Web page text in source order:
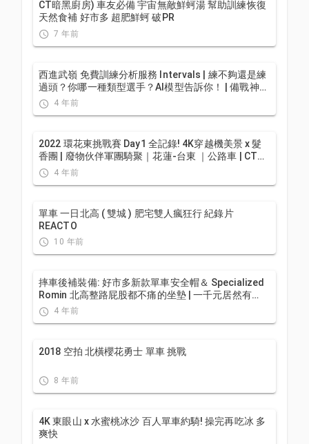
CT暗黑廚房) 車友必備 宇宙無敵鮮蚵湯 幫助訓練恢復
天然食補 好市多 超肥鮮蚵 破PR
7 年前
西進武嶺 免費訓練分析服務 Intervals | 練不夠還是練
過頭？你哪一種類型選手？AI模型告訴你！ | 備戰神器
4 年前
2022 環花東挑戰賽 Day1 全記錄! 4K穿越機美景 x 髮
香團 | 廢物伙伴軍團騎聚｜花蓮-台東 ｜公路車 | CT
Yeh4 年前
單車 一日北高 ( 雙城 ) 肥宅雙人瘋狂行 紀錄片
REACTO
10 年前
摔車後補裝備: 好市多新款單車安全帽＆ Specialized
Romin 北高整路屁股都不痛的坐墊 | 一千元居然有
MIPS | CT Yeh | 公路車
4 年前
2018 空拍 北橫櫻花勇士 單車 挑戰
8 年前
4K 東眼山 x 水蜜桃冰沙 百人單車約騎! 操完再吃冰 多
爽快